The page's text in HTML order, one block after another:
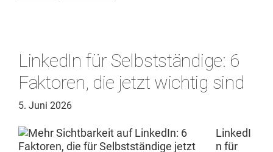
LinkedIn für Selbstständige: 6
Faktoren, die jetzt wichtig sind
5. Juni 2026
LinkedI
n für